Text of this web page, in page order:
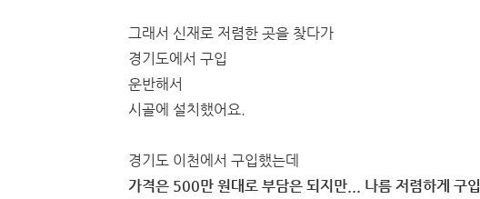
그래서 신재로 저렴한 곳을 찾다가
경기도에서 구입
운반해서
시골에 설치했어요.
경기도 이천에서 구입했는데
가격은 500만 원대로 부담은 되지만... 나름 저렴하게 구입